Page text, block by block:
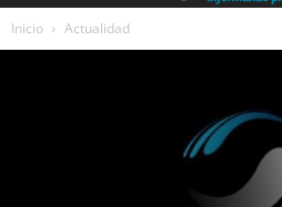
Inicio Actualidad